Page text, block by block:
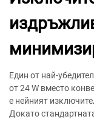
Един от най-
от 24 W вместо
е нейният
Докато